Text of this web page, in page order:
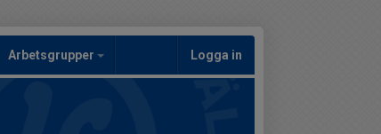
Arbetsgrupper Logga in